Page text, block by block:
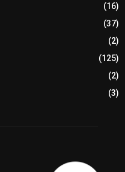
(16)
(37)
(2)
(125)
(2)
(3)